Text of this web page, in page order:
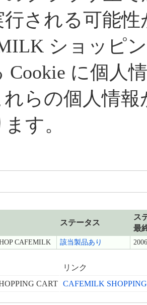
行される可能
ショッピ
Cookie に個人
らの個人情
す。
ステータス
ス
最
CAFEMILK 該当製品あり
リンク
CART
CAFEMILK